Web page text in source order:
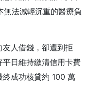
法減輕沉重的醫療負
人借錢，卻遭到拒
日維持繳清信用卡費
終成功核貸約 100 萬